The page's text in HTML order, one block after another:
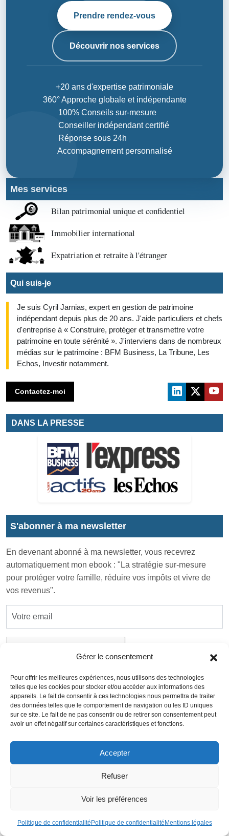
Gérer le consentement
Pour offrir les meilleures expériences, nous utilisons des technologies
telles que les cookies pour stocker et/ou accéder aux informations des
appareils. Le fait de consentir à ces technologies nous permettra de traiter
des données telles que le comportement de navigation ou les ID uniques
sur ce site. Le fait de ne pas consentir ou de retirer son consentement peut
avoir un effet négatif sur certaines caractéristiques et fonctions.
Accepter
Refuser
Voir les préférences
Politique de confidentialité Politique de confidentialité Mentions légales
Prendre rendez-vous
Découvrir nos services
+20 ans d'expertise patrimoniale
360° Approche globale et indépendante
100% Conseils sur-mesure
Conseiller indépendant certifié
Réponse sous 24h
Accompagnement personnalisé
Mes services
Bilan patrimonial unique et confidentiel
Immobilier international
Expatriation et retraite à l'étranger
Qui suis-je
Je suis Cyril Jarnias, expert en gestion de patrimoine
indépendant depuis plus de 20 ans. J'aide particuliers et chefs
d'entreprise à « Construire, protéger et transmettre votre
patrimoine en toute sérénité ». J'interviens dans de nombreux
médias sur le patrimoine : BFM Business, La Tribune, Les
Echos, Investir notamment.
Contactez-moi
DANS LA PRESSE
S'abonner à ma newsletter
En devenant abonné à ma newsletter, vous recevrez
automatiquement mon ebook : "La stratégie sur-mesure
pour protéger votre famille, réduire vos impôts et vivre de
vos revenus".
Envoyer
Articles récents
Redressement des services en Allemagne : une
croissance qui peine à s’affirmer
Escalade des tensions commerciales : Pékin réagit
aux droits de douane US